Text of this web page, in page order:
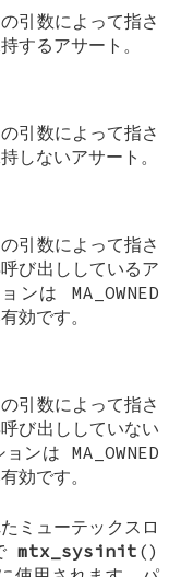
引数によって指さ
するアサート。
引数によって指さ
しないアサート。
引数によって指さ
び出ししているア
ンは MA_OWNED
効です。
引数によって指さ
び出ししていない
ョンは MA_OWNED
効です。
ミューテックスロ
mtx_sysinit ()